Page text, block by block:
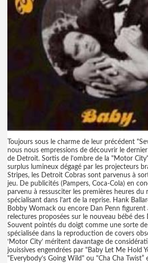
Toujours sous le charme de leur précédent
nous nous empressions de découvrir le
de Detroit. Sortis de l’ombre de la "Motor
surplus lumineux dégagé par les projecteurs
Stripes, les Detroit Cobras sont parvenus à
jeu. De publicités (Pampers, Coca-Cola) en
parvenu à ressusciter les premières heures du
spécialisant dans l’art de la reprise. Hank
Bobby Womack ou encore Dan Penn figurent
relectures proposées sur le nouveau bébé des
Souvent pointés du doigt comme une sorte
spécialisée dans la reproduction de covers
‘Motor City’ méritent davantage de
jouissives engendrées par "Baby Let Me Hold
"Everybody’s Going Wild" ou "Cha Cha Twist”